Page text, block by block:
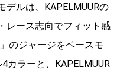
デルは、KAPELMUURの
レース志向でフィット感
のジャージをベースモ
カラーと、KAPELMUUR